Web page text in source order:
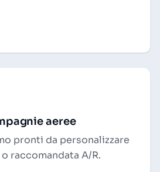
aeree
pronti da personalizzare
raccomandata A/R.